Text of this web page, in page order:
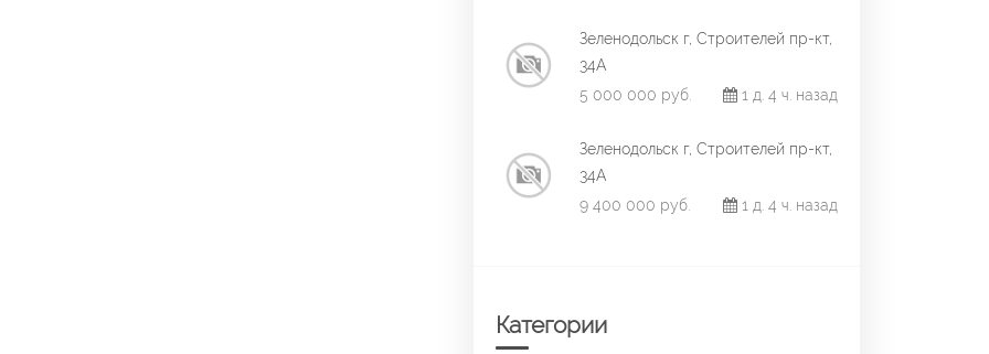
Зеленодольск г, Строителей пр-кт,
34А
5 000 000 руб.
1 д. 4 ч. назад
Зеленодольск г, Строителей пр-кт,
34А
9 400 000 руб.
1 д. 4 ч. назад
Категории